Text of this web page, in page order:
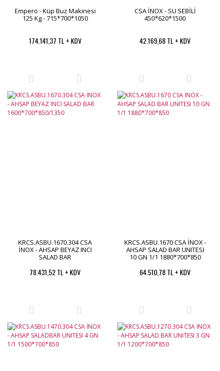
Empero - Küp Buz Makinesi
125 Kg - 715*700*1050
174.141,37 TL + KDV
CSA İNOX - SU SEBİLİ
450*620*1500
42.169,68 TL + KDV
KRCS.ASBU.1670.304 CSA
İNOX - AHSAP BEYAZ INCI
SALAD BAR
78.431,52 TL + KDV
KRCS.ASBU.1670 CSA İNOX -
AHSAP SALAD BAR UNITESI
10 GN 1/1 1880*700*850
64.510,78 TL + KDV